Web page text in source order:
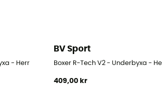
- Herr
BV Sport
Boxer R-Tech V2 - Underbyxa -
409,00 kr